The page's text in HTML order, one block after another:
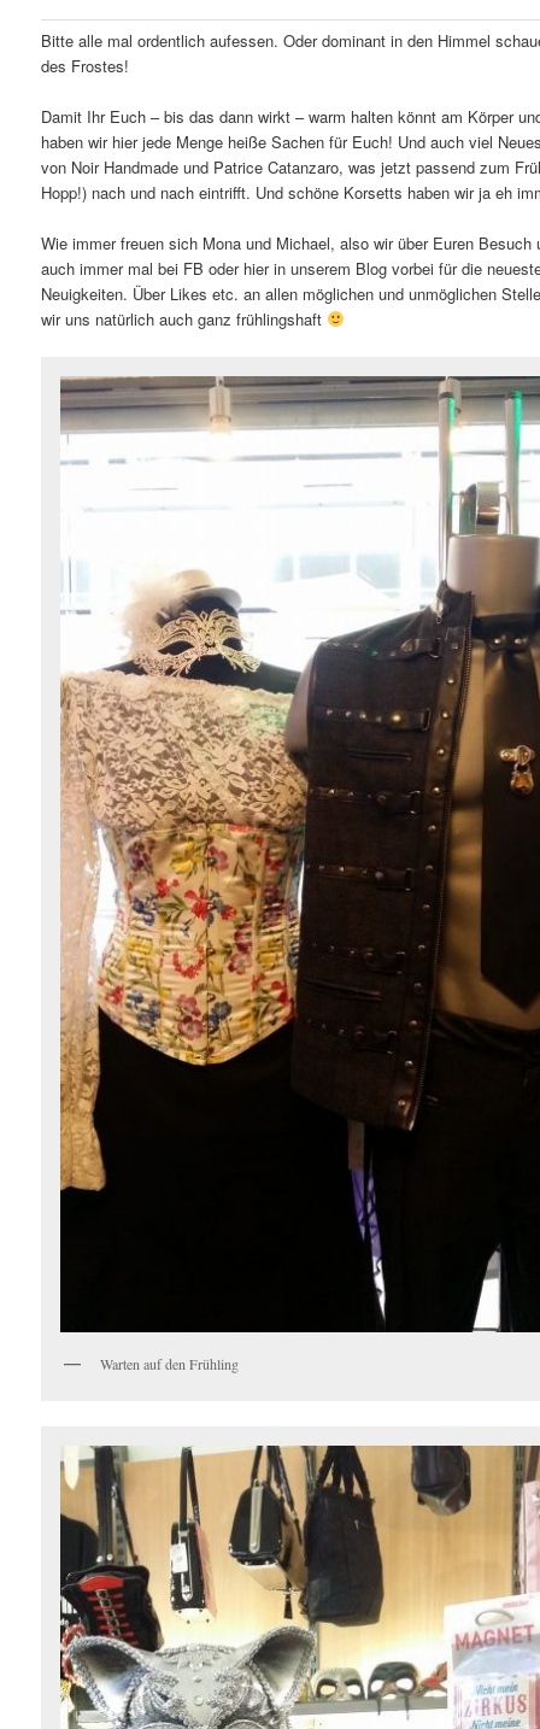
Bitte alle mal ordentlich aufessen. Oder dominant in den Himmel
des Frostes!
Damit Ihr Euch – bis das dann wirkt – warm halten könnt am Körper
haben wir hier jede Menge heiße Sachen für Euch! Und auch viel
von Noir Handmade und Patrice Catanzaro, was jetzt passend zum
Hopp!) nach und nach eintrifft. Und schöne Korsetts haben wir ja eh
Wie immer freuen sich Mona und Michael, also wir über Euren Besuch
auch immer mal bei FB oder hier in unserem Blog vorbei für die
Neuigkeiten. Über Likes etc. an allen möglichen und unmöglichen
wir uns natürlich auch ganz frühlingshaft
Warten auf den Frühling